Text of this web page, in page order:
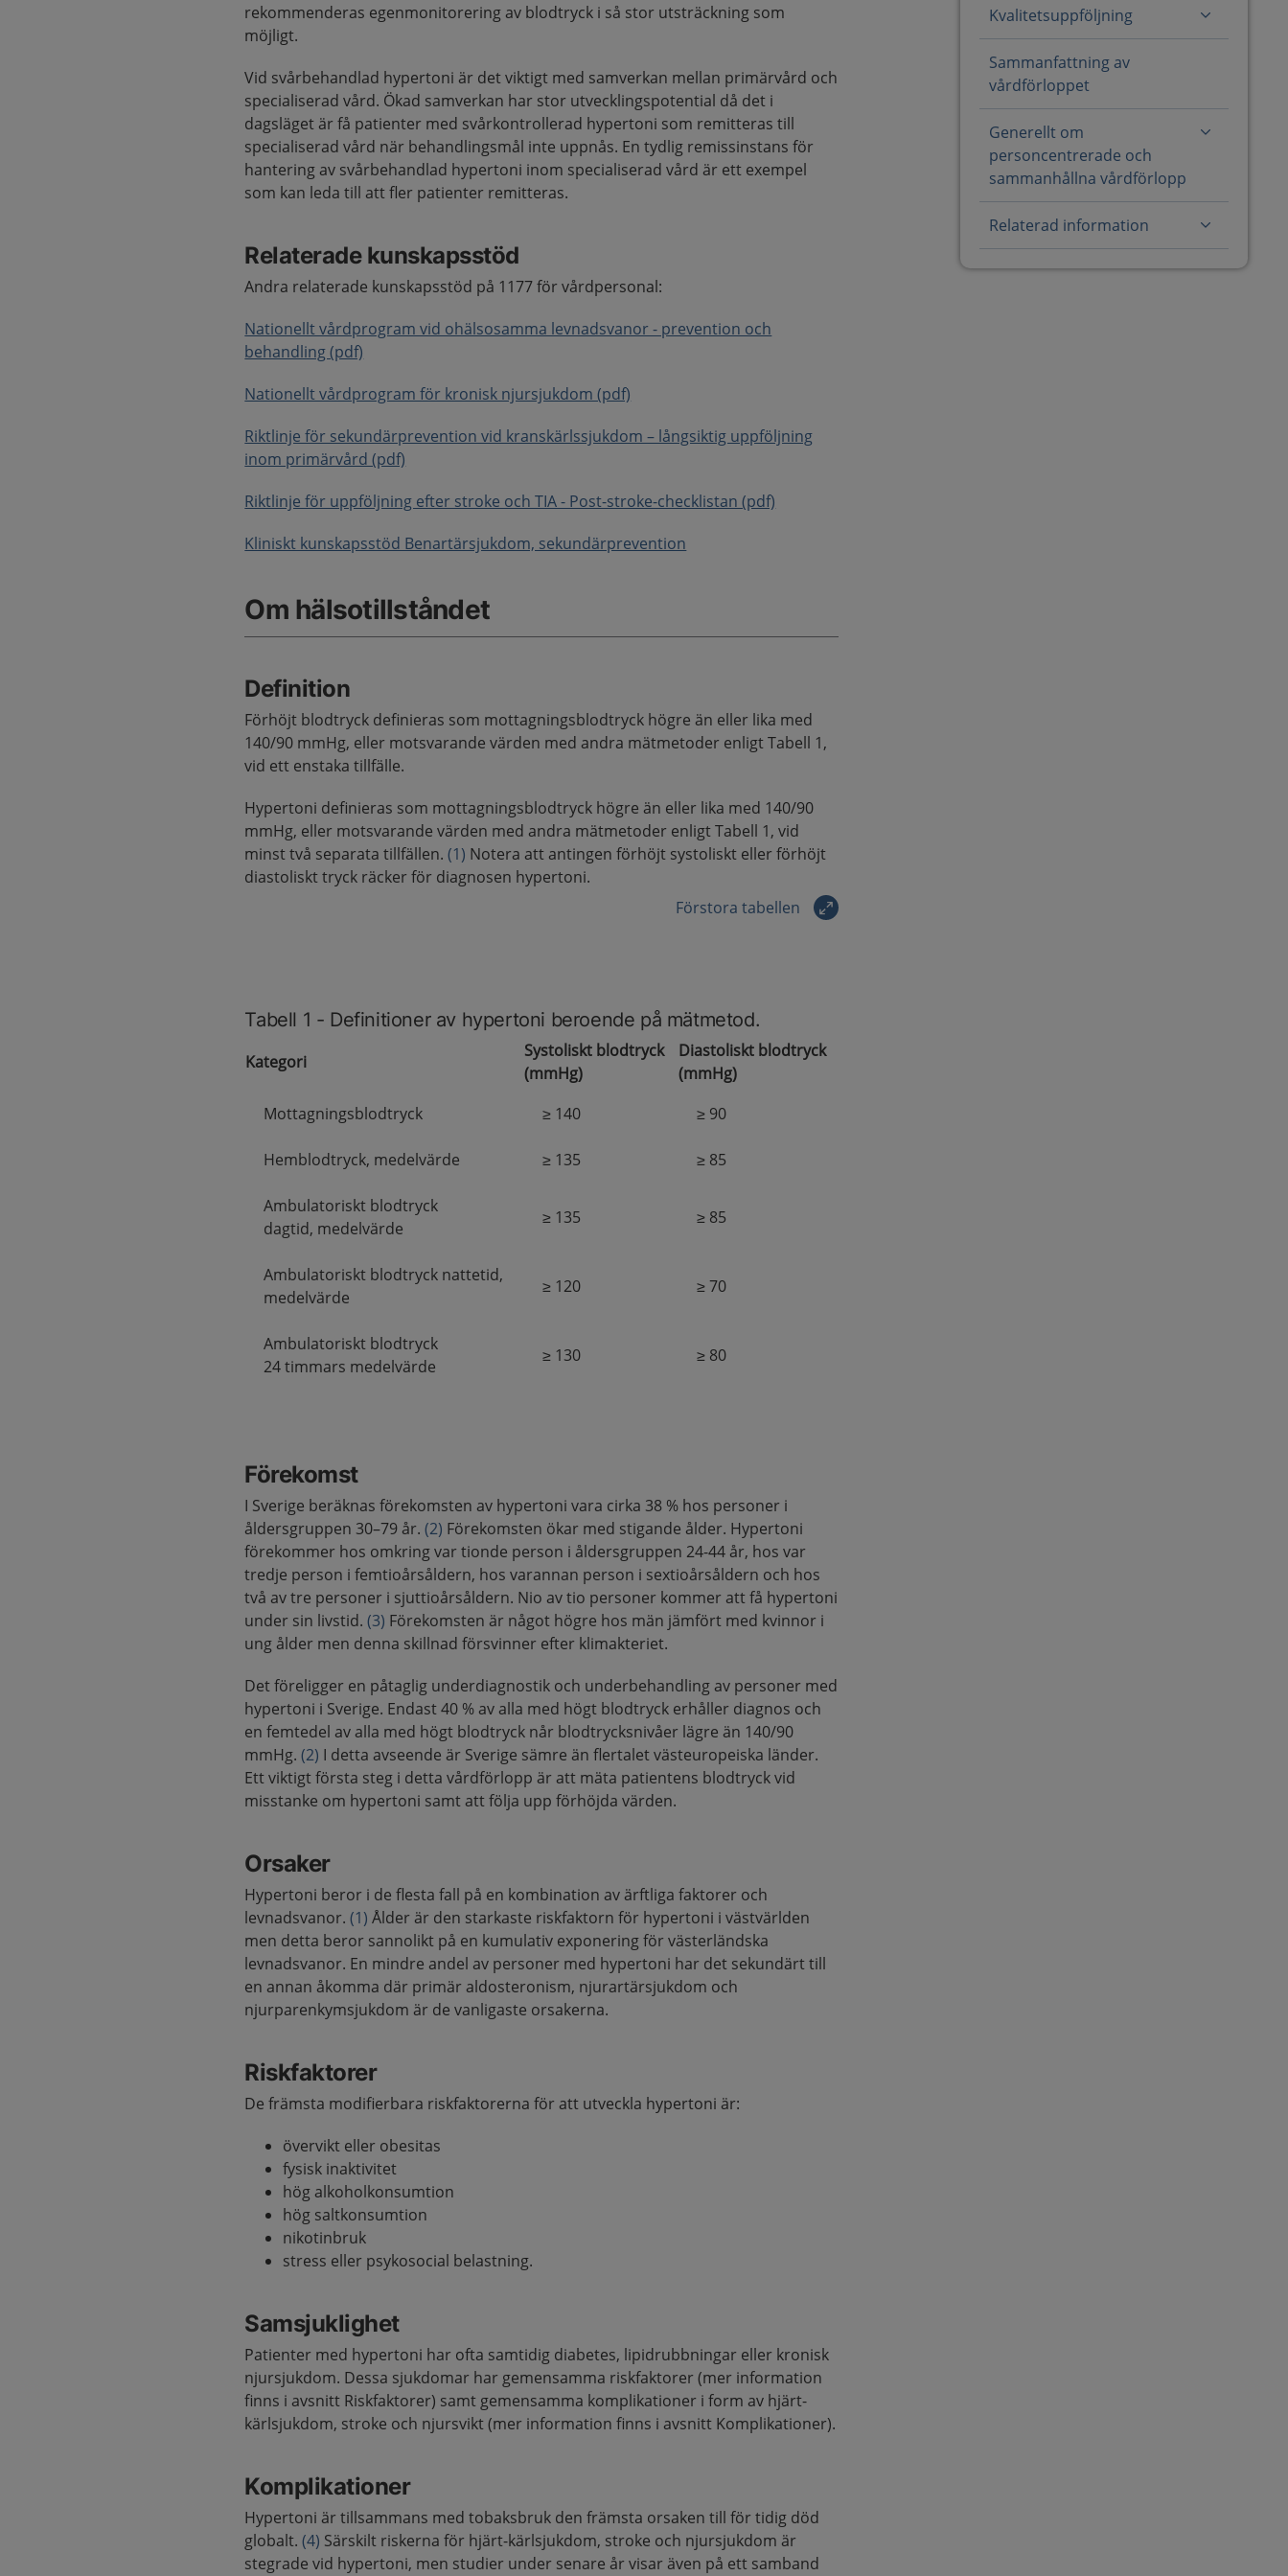
rekommenderas egenmonitorering av blodtryck i så stor utsträckning som
möjligt.
Vid svårbehandlad hypertoni är det viktigt med samverkan mellan primärvård och
specialiserad vård. Ökad samverkan har stor utvecklingspotential då det i
dagsläget är få patienter med svårkontrollerad hypertoni som remitteras till
specialiserad vård när behandlingsmål inte uppnås. En tydlig remissinstans för
hantering av svårbehandlad hypertoni inom specialiserad vård är ett exempel
som kan leda till att fler patienter remitteras.
Relaterade kunskapsstöd
Andra relaterade kunskapsstöd på 1177 för vårdpersonal:
Nationellt vårdprogram vid ohälsosamma levnadsvanor - prevention och
behandling (pdf)
Nationellt vårdprogram för kronisk njursjukdom (pdf)
Riktlinje för sekundärprevention vid kranskärlssjukdom – långsiktig uppföljning
inom primärvård (pdf)
Riktlinje för uppföljning efter stroke och TIA - Post-stroke-checklistan (pdf)
Kliniskt kunskapsstöd Benartärsjukdom, sekundärprevention
Om hälsotillståndet
Definition
Förhöjt blodtryck definieras som mottagningsblodtryck högre än eller lika med
140/90 mmHg, eller motsvarande värden med andra mätmetoder enligt Tabell 1,
vid ett enstaka tillfälle.
Hypertoni definieras som mottagningsblodtryck högre än eller lika med 140/90
mmHg, eller motsvarande värden med andra mätmetoder enligt Tabell 1, vid
minst två separata tillfällen.(1) Notera att antingen förhöjt systoliskt eller förhöjt
diastoliskt tryck räcker för diagnosen hypertoni.
Förstora tabellen
Tabell 1 - Definitioner av hypertoni beroende på mätmetod.
Kategori
Systoliskt blodtryck
(mmHg)
Diastoliskt blodtryck
(mmHg)
Mottagningsblodtryck
≥ 140 ≥ 90
Hemblodtryck, medelvärde ≥ 135 ≥ 85
Ambulatoriskt blodtryck
dagtid, medelvärde
≥ 135 ≥ 85
Ambulatoriskt blodtryck nattetid,
medelvärde
≥ 120 ≥70
Ambulatoriskt blodtryck
24 timmars medelvärde
≥ 130 ≥ 80
Förekomst
I Sverige beräknas förekomsten av hypertoni vara cirka 38 % hos personer i
åldersgruppen 30–79 år.(2) Förekomsten ökar med stigande ålder. Hypertoni
förekommer hos omkring var tionde person i åldersgruppen 24-44 år, hos var
tredje person i femtioårsåldern, hos varannan person i sextioårsåldern och hos
två av tre personer i sjuttioårsåldern. Nio av tio personer kommer att få hypertoni
under sin livstid.(3) Förekomsten är något högre hos män jämfört med kvinnor i
ung ålder men denna skillnad försvinner efter klimakteriet.
Det föreligger en påtaglig underdiagnostik och underbehandling av personer med
hypertoni i Sverige. Endast 40 % av alla med högt blodtryck erhåller diagnos och
en femtedel av alla med högt blodtryck når blodtrycksnivåer lägre än 140/90
mmHg.(2) I detta avseende är Sverige sämre än flertalet västeuropeiska länder.
Ett viktigt första steg i detta vårdförlopp är att mäta patientens blodtryck vid
misstanke om hypertoni samt att följa upp förhöjda värden.
Orsaker
Hypertoni beror i de flesta fall på en kombination av ärftliga faktorer och
levnadsvanor.(1) Ålder är den starkaste riskfaktorn för hypertoni i västvärlden
men detta beror sannolikt på en kumulativ exponering för västerländska
levnadsvanor. En mindre andel av personer med hypertoni har det sekundärt till
en annan åkomma där primär aldosteronism, njurartärsjukdom och
njurparenkymsjukdom är de vanligaste orsakerna.
Riskfaktorer
De främsta modifierbara riskfaktorerna för att utveckla hypertoni är:
övervikt eller obesitas
fysisk inaktivitet
hög alkoholkonsumtion
hög saltkonsumtion
nikotinbruk
stress eller psykosocial belastning.
Samsjuklighet
Patienter med hypertoni har ofta samtidig diabetes, lipidrubbningar eller kronisk
njursjukdom. Dessa sjukdomar har gemensamma riskfaktorer (mer information
finns i avsnitt Riskfaktorer) samt gemensamma komplikationer i form av hjärt-
kärlsjukdom, stroke och njursvikt (mer information finns i avsnitt Komplikationer).
Komplikationer
Hypertoni är tillsammans med tobaksbruk den främsta orsaken till för tidig död
globalt.(4) Särskilt riskerna för hjärt-kärlsjukdom, stroke och njursjukdom är
stegrade vid hypertoni, men studier under senare år visar även på ett samband
Kvalitetsuppföljning
Sammanfattning av
vårdförloppet
Generellt om
personcentrerade och
sammanhållna vårdförlopp
Relaterad information